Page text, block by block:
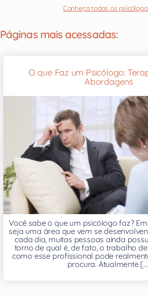
Conheça todos os
Páginas mais acessadas:
O que Faz um Psicólogo:
Abordagens
Você sabe o que um psicólogo faz?
seja uma área que vem se
cada dia, muitas pessoas ainda
torno de qual é, de fato, o trabalho
como esse profissional pode
procura. Atualmente